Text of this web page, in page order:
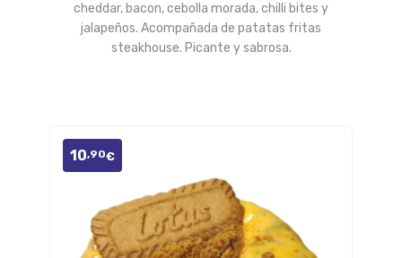
lista
cheddar, bacon, cebolla morada, chilli bites y
jalapeños. Acompañada de patatas fritas
steakhouse. Picante y sabrosa.
10,90€